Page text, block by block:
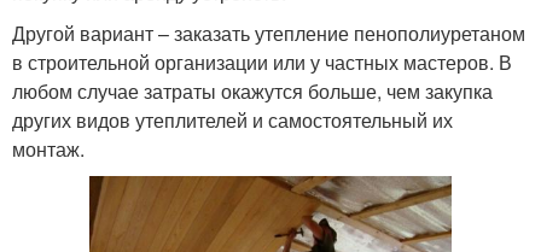
Другой вариант – заказать утепление пенополиуретаном
в строительной организации или у частных мастеров. В
любом случае затраты окажутся больше, чем закупка
других видов утеплителей и самостоятельный их
монтаж.